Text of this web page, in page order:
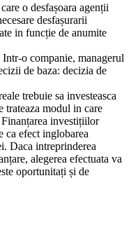
o desfașoara agenții
desfașurarii
in funcție de anumite
o companie, managerul
de baza: decizia de
trebuie sa investeasca
trateaza modul in care
investițiilor
ca efect inglobarea
Daca intreprinderea
alegerea efectuata va
oportunitați și de